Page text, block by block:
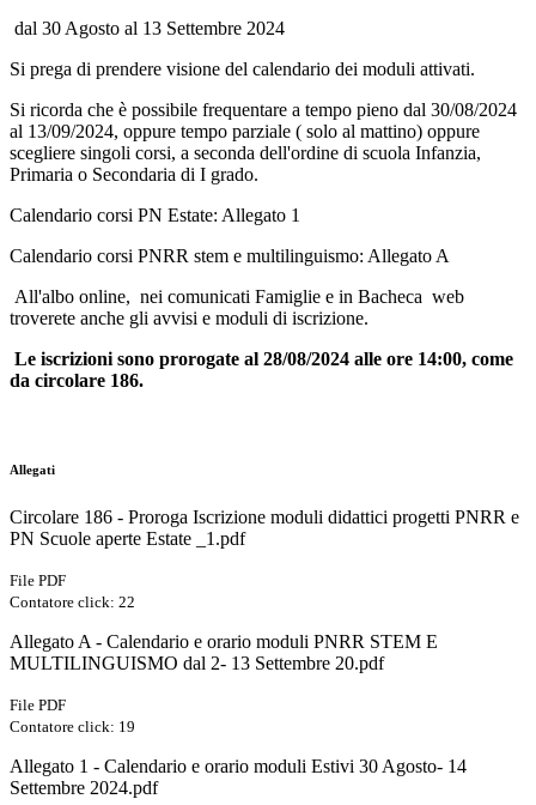
dal 30 Agosto al 13 Settembre 2024
Si prega di prendere visione del calendario dei moduli attivati.
Si ricorda che è possibile frequentare a tempo pieno dal 30/08/2024
al 13/09/2024, oppure tempo parziale ( solo al mattino) oppure
scegliere singoli corsi, a seconda dell'ordine di scuola Infanzia,
Primaria o Secondaria di I grado.
Calendario corsi PN Estate: Allegato 1
Calendario corsi PNRR stem e multilinguismo: Allegato A
All'albo online, nei comunicati Famiglie e in Bacheca web
troverete anche gli avvisi e moduli di iscrizione.
Le iscrizioni sono prorogate al 28/08/2024 alle ore 14:00, come
da circolare 186.
Allegati
Circolare 186 - Proroga Iscrizione moduli didattici progetti PNRR e
PN Scuole aperte Estate _1.pdf
File PDF
Contatore click: 22
Allegato A - Calendario e orario moduli PNRR STEM E
MULTILINGUISMO dal 2- 13 Settembre 20.pdf
File PDF
Contatore click: 19
Allegato 1 - Calendario e orario moduli Estivi 30 Agosto- 14
Settembre 2024.pdf